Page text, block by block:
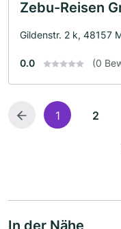
Zebu-Reisen
Gildenstr. 2 k, 48157
0.0 (0
1 2
In der Nähe